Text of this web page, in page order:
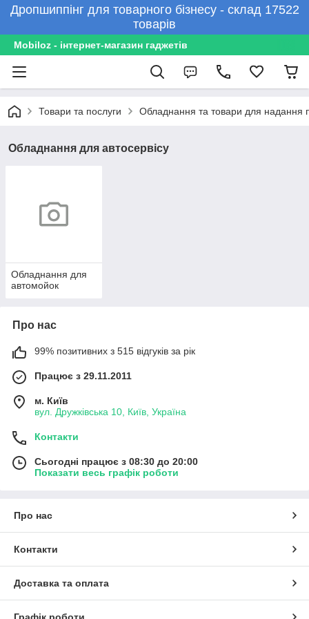
Дропшиппінг для товарного бізнесу - склад 17522
товарів
Mobiloz - інтернет-магазин гаджетів
Товари та послуги Обладнання та товари для надання
Обладнання для автосервісу
Обладнання для
автомойок
Про нас
99% позитивних з 515 відгуків за рік
Працює з 29.11.2011
м. Київ
вул. Дружківська 10, Київ, Україна
Контакти
Сьогодні працює з 08:30 до 20:00
Показати весь графік роботи
Про нас
Контакти
Доставка та оплата